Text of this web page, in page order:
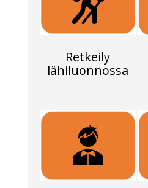
Retkeily
lähiluonnossa